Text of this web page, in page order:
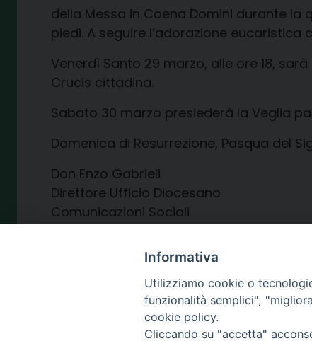
della Messa in Coena Domini durante la
piedi. A seguire l’adorazione eucaristica
Venerdì Santo 29 marzo, alle ore 18,
Crucis cittadina.
Sabato 30 marzo presiederà la Veglia
Domenica di Resurrezione, Pasqua del
Don Enzo Gabrieli
Direttore Ufficio Diocesano
Comunicazioni Sociali
Informativa
Utilizziamo cookie o
funzionalità semplici",
cookie policy.
Cliccando su "accetta"